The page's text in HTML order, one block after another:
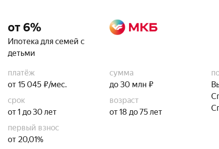
от 6%
Ипотека для семей с
детьми
платёж
от 15 045 ₽/мес.
сумма
до 30 млн ₽
срок
от 1 до 30 лет
возраст
от 18 до 75 лет
первый взнос
от 20,01%